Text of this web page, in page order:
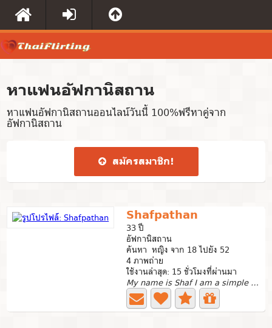
หาแฟนอัฟกานิสถาน
หาแฟนอัฟกานิสถานออนไลน์วันนี้ 100%ฟรีหาคู่จาก
อัฟกานิสถาน
สมัคร​สมาชิก​!
Shafpathan
33 ปี
อัฟกานิสถาน
ค้นหา หญิง จาก 18 ไปยัง 52
4 ภาพถ่าย
ใช้งานล่าสุด: 15 ชั่วโมงที่ผ่านมา
My name is Shaf I am a simple ,caring ,kind and loving man